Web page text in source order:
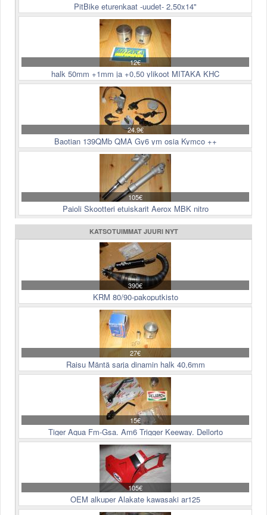
PitBike eturenkaat -uudet- 2,50x14"
12€
halk 50mm +1mm ja +0,50 ylikoot MITAKA KHC
24.9€
Baotian 139QMb QMA Gy6 ym osia Kymco ++
105€
Paioli Skootteri etuiskarit Aerox MBK nitro
KATSOTUIMMAT JUURI NYT
390€
KRM 80/90-pakoputkisto
27€
Raisu Mäntä sarja dinamin halk 40,6mm
15€
Tiger Aqua Fm-Gsa. Am6 Trigger Keeway. Dellorto
105€
OEM alkuper Alakate kawasaki ar125